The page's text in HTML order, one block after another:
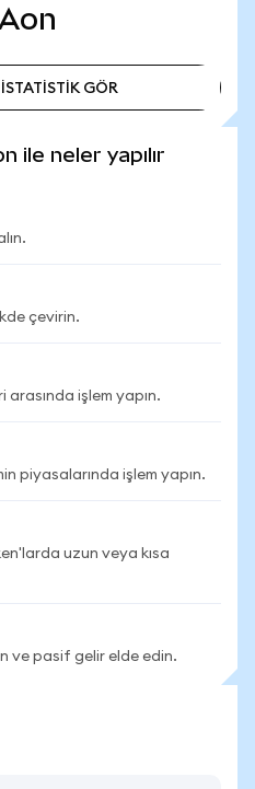
GÖR
ile neler yapılır
çevirin.
arasında işlem yapın.
piyasalarında işlem yapın.
uzun veya kısa
ve pasif gelir elde edin.